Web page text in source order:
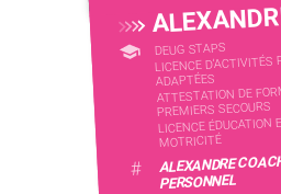
DEUG STAPS
LICENCE D’ACTIVITÉS
ADAPTÉES
ATTESTATION DE
PREMIERS SECOURS
LICENCE ÉDUCATION
MOTRICITÉ
# ALEXANDRE
PERSONNEL